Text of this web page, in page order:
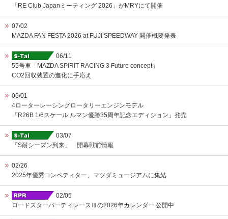
「RE Club Japanミーティング 2026」がMRYにて開催
07/02
MAZDA FAN FESTA 2026 at FUJI SPEEDWAY 開催概要発表
06/11
55号車「MAZDA SPIRIT RACING 3 Future concept」
CO2回収装置の進化に手応え
06/01
4ローターレーシングロータリーエンジンモデル
「R26B 1/6スケール ルマン優勝35周年記念エディション」発売
03/07
「S耐シーズン到来」 開幕戦前情報
02/26
2025年優秀コンペティター、マツダミュージアムに集結
02/05
ロードスターパーティレースⅢの2026年カレンダー 公開中